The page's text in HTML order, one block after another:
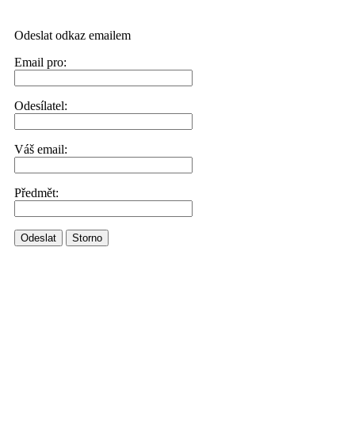
Odeslat odkaz emailem
Email pro:
Odesílatel:
Váš email:
Předmět:
Odeslat Storno